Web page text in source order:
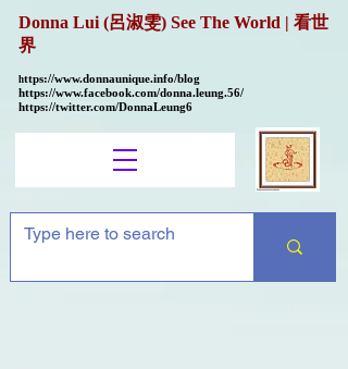
Donna Lui (呂淑雯) See The World | 看世
界
https://www.donnaunique.info/blog
https://www.facebook.com/donna.leung.56/
https://twitter.com/DonnaLeung6